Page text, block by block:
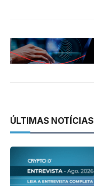
ÚLTIMAS NOTÍCIAS